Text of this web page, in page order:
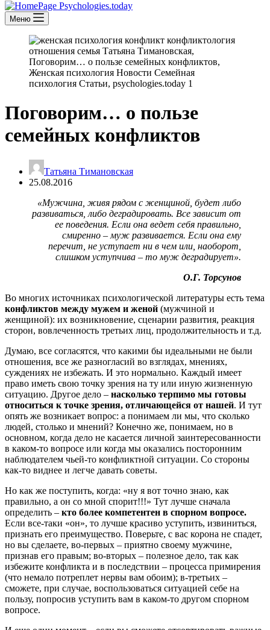
Меню
Поговорим… о пользе
семейных конфликтов
Татьяна Тимановская
25.08.2016
«Мужчина, живя рядом с женщиной, будет либо
развиваться, либо деградировать. Все зависит от
ее поведения. Если она ведет себя правильно,
смиренно – муж развивается. Если она ему
перечит, не уступает ни в чем или, наоборот,
слишком уступчива – то муж деградирует».
О.Г. Торсунов
Во многих источниках психологической литературы есть тема
конфликтов между мужем и женой (мужчиной и
женщиной): их возникновение, сценарии развития, реакция
сторон, вовлеченность третьих лиц, продолжительность и т.д.
Думаю, все согласятся, что какими бы идеальными не были
отношения, все же разногласий во взглядах, мнениях,
суждениях не избежать. И это нормально. Каждый имеет
право иметь свою точку зрения на ту или иную жизненную
ситуацию. Другое дело – насколько терпимо мы готовы
относиться к точке зрения, отличающейся от нашей. И тут
опять же возникает вопрос: а понимаем ли мы, что сколько
людей, столько и мнений? Конечно же, понимаем, но в
основном, когда дело не касается личной заинтересованности
в каком-то вопросе или когда мы оказались посторонним
наблюдателем чьей-то конфликтной ситуации. Со стороны
как-то виднее и легче давать советы.
Но как же поступить, когда: «ну я вот точно знаю, как
правильно, а он со мной спорит!!!» Тут лучше сначала
определить – кто более компетентен в спорном вопросе.
Если все-таки «он», то лучше красиво уступить, извиниться,
признать его преимущество. Поверьте, с вас корона не спадет,
но вы сделаете, во-первых – приятно своему мужчине,
признав его правым; во-вторых – полезное дело, так как
избежите конфликта и в последствии – процесса примирения
(что немало потреплет нервы вам обоим); в-третьих –
сможете, при случае, воспользоваться ситуацией себе на
пользу, попросив уступить вам в каком-то другом спорном
вопросе.